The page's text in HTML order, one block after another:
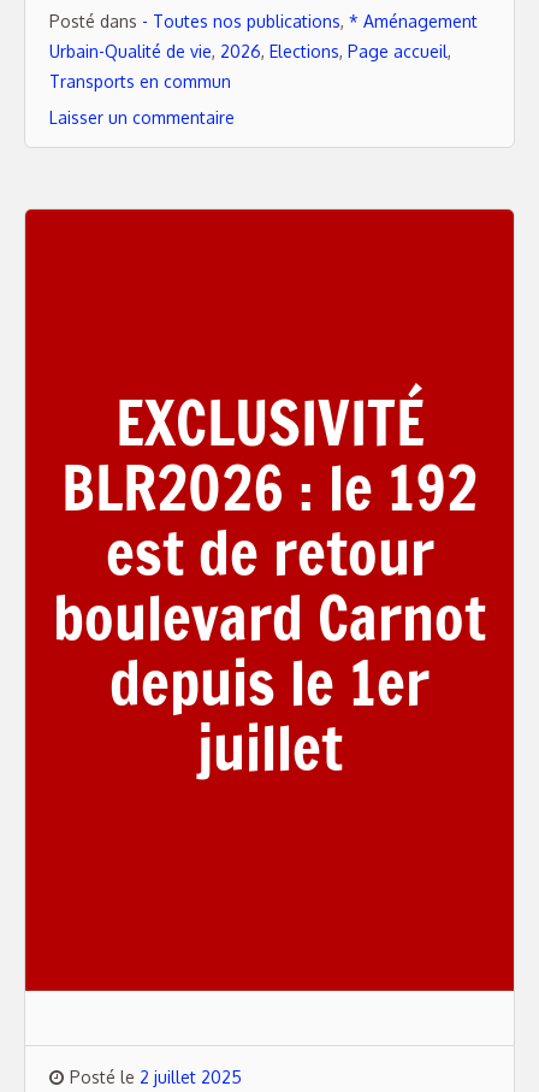
Posté dans - Toutes nos publications, * Aménagement
Urbain-Qualité de vie, 2026, Elections, Page accueil,
Transports en commun
Laisser un commentaire
EXCLUSIVITÉ
BLR2026 : le 192
est de retour
boulevard Carnot
depuis le 1er
juillet
Posté le 2 juillet 2025